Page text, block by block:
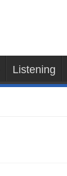
Listening